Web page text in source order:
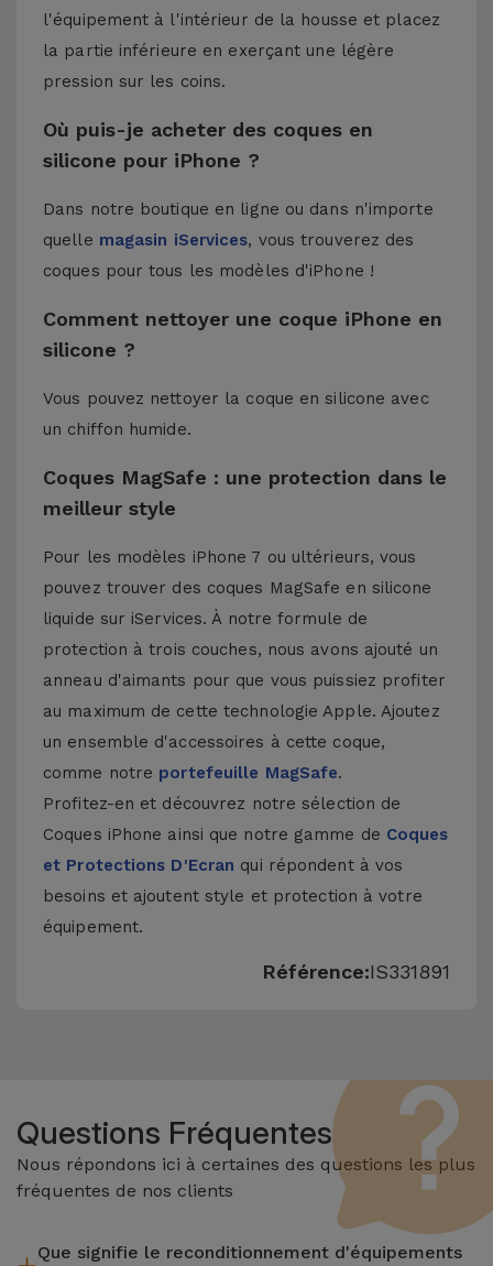
l'équipement à l'intérieur de la housse et placez
la partie inférieure en exerçant une légère
pression sur les coins.
Où puis-je acheter des coques en
silicone pour iPhone ?
Dans notre boutique en ligne ou dans n'importe
quelle magasin iServices, vous trouverez des
coques pour tous les modèles d'iPhone !
Comment nettoyer une coque iPhone en
silicone ?
Vous pouvez nettoyer la coque en silicone avec
un chiffon humide.
Coques MagSafe : une protection dans le
meilleur style
Pour les modèles iPhone 7 ou ultérieurs, vous
pouvez trouver des coques MagSafe en silicone
liquide sur iServices. À notre formule de
protection à trois couches, nous avons ajouté un
anneau d'aimants pour que vous puissiez profiter
au maximum de cette technologie Apple. Ajoutez
un ensemble d'accessoires à cette coque,
comme notre portefeuille MagSafe.
Profitez-en et découvrez notre sélection de
Coques iPhone ainsi que notre gamme de Coques
et Protections D'Ecran qui répondent à vos
besoins et ajoutent style et protection à votre
équipement.
Référence:IS331891
Questions Fréquentes
Nous répondons ici à certaines des questions les plus
fréquentes de nos clients
Que signifie le reconditionnement d'équipements